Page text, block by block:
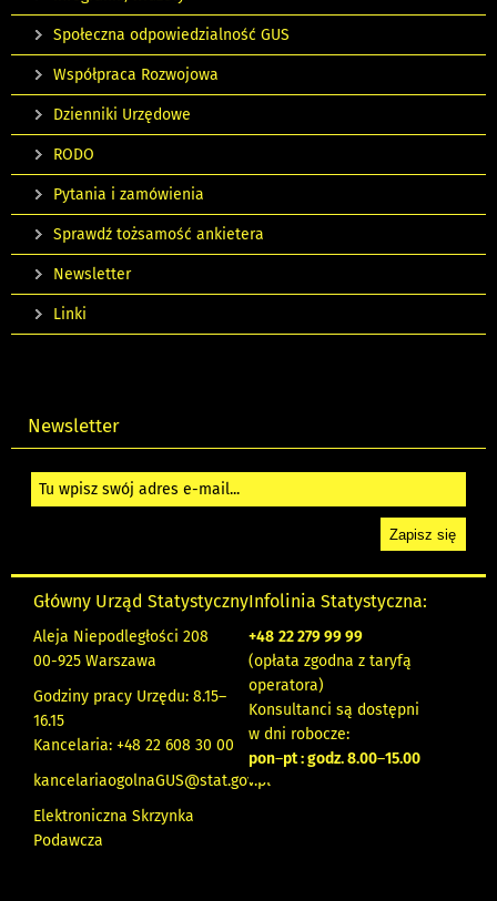
Społeczna odpowiedzialność GUS
Współpraca Rozwojowa
Dzienniki Urzędowe
RODO
Pytania i zamówienia
Sprawdź tożsamość ankietera
Newsletter
Linki
Newsletter
Główny Urząd Statystyczny
Aleja Niepodległości 208
00-925 Warszawa
Godziny pracy Urzędu: 8.15–
16.15
Kancelaria: +48 22 608 30 00
kancelariaogolnaGUS@stat.gov.pl
Elektroniczna Skrzynka
Podawcza
Infolinia Statystyczna:
+48 22 279 99 99
(opłata zgodna z taryfą
operatora)
Konsultanci są dostępni
w dni robocze:
pon–pt : godz. 8.00–15.00